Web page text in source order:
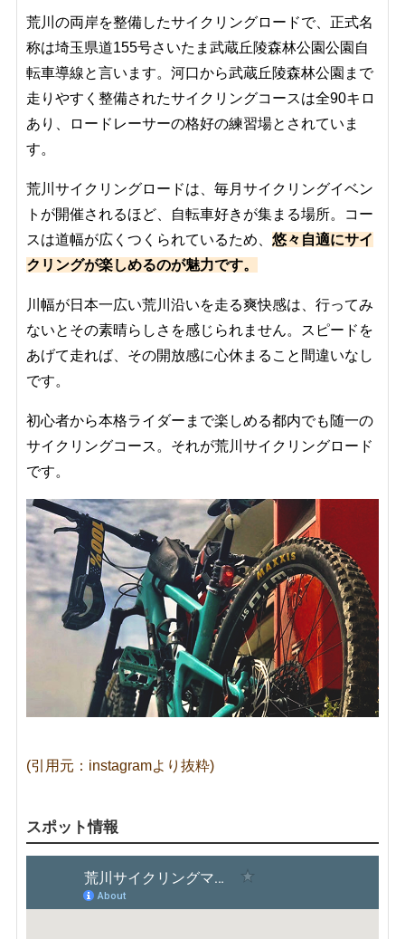
荒川の両岸を整備したサイクリングロードで、正式名
称は埼玉県道155号さいたま武蔵丘陵森林公園公園自
転車導線と言います。河口から武蔵丘陵森林公園まで
走りやすく整備されたサイクリングコースは全90キロ
あり、ロードレーサーの格好の練習場とされていま
す。
荒川サイクリングロードは、毎月サイクリングイベン
トが開催されるほど、自転車好きが集まる場所。コー
スは道幅が広くつくられているため、 悠々自適にサイ
クリングが楽しめるのが魅力です。
川幅が日本一広い荒川沿いを走る爽快感は、行ってみ
ないとその素晴らしさを感じられません。スピードを
あげて走れば、その開放感に心休まること間違いなし
です。
初心者から本格ライダーまで楽しめる都内でも随一の
サイクリングコース。それが荒川サイクリングロード
です。
(引用元：instagramより抜粋)
スポット情報